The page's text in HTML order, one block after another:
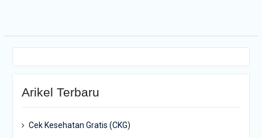
Arikel Terbaru
Cek Kesehatan Gratis (CKG)